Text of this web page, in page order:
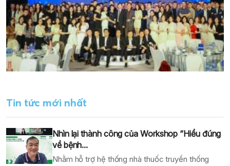
Tin tức mới nhất
Nhìn lại thành công của Workshop “Hiểu đúng
về bệnh...
Nhằm hỗ trợ hệ thống nhà thuốc truyền thống